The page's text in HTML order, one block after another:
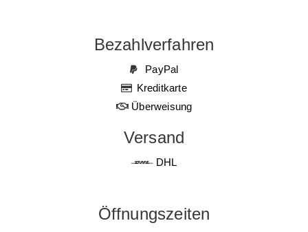
Bezahlverfahren
PayPal
Kreditkarte
Überweisung
Versand
DHL
Öffnungszeiten